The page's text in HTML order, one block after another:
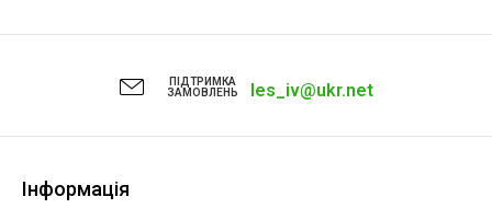
ПІДТРИМКА
ЗАМОВЛЕНЬ
les_iv@ukr.net
Інформація